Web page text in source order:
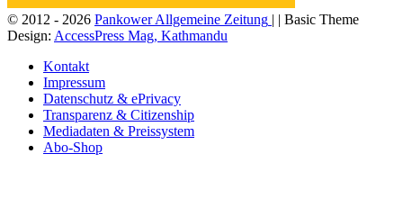
© 2012 - 2026 Pankower Allgemeine Zeitung | | Basic Theme
Design: AccessPress Mag, Kathmandu
Kontakt
Impressum
Datenschutz & ePrivacy
Transparenz & Citizenship
Mediadaten & Preissystem
Abo-Shop